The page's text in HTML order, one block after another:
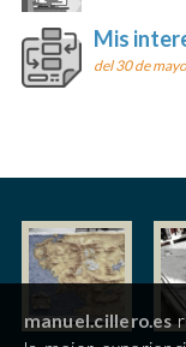
Mis
del 30 de
manuel.cillero.es